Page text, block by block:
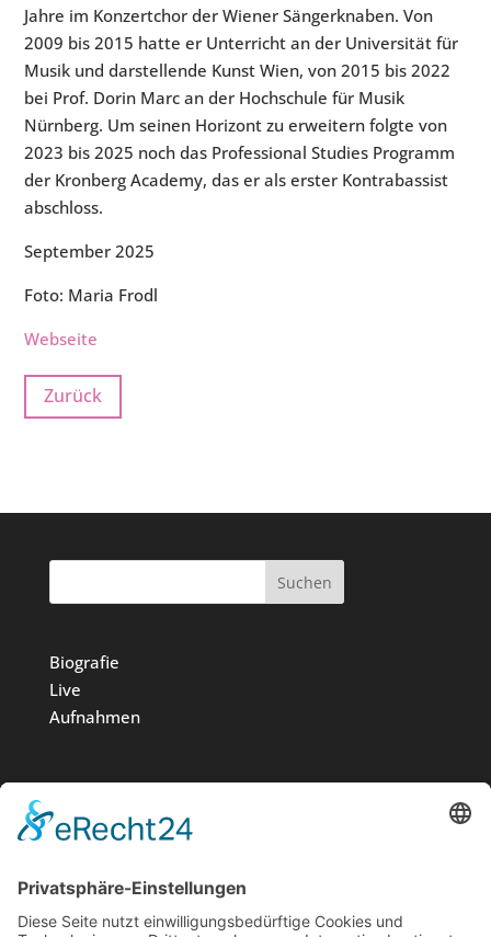
Jahre im Konzertchor der Wiener Sängerknaben. Von
2009 bis 2015 hatte er Unterricht an der Universität für
Musik und darstellende Kunst Wien, von 2015 bis 2022
bei Prof. Dorin Marc an der Hochschule für Musik
Nürnberg. Um seinen Horizont zu erweitern folgte von
2023 bis 2025 noch das Professional Studies Programm
der Kronberg Academy, das er als erster Kontrabassist
abschloss.
September 2025
Foto: Maria Frodl
Webseite
Zurück
Suchen
Biografie
Live
Aufnahmen
Medien
News